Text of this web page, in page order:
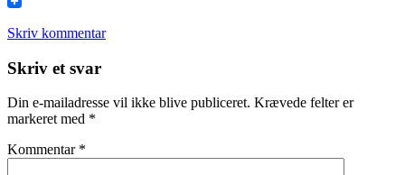
Skriv kommentar
Læserinteraktioner
Skriv et svar
Din e-mailadresse vil ikke blive publiceret. Krævede felter er
markeret med *
Kommentar *